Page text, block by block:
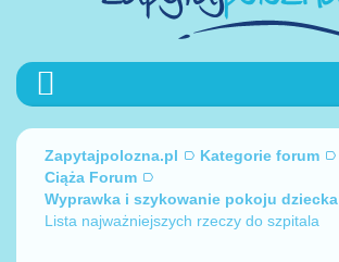
Zapytajpolozna.pl
Kategorie forum
Ciąża Forum
Wyprawka i szykowanie pokoju dziecka
Lista najważniejszych rzeczy do szpitala